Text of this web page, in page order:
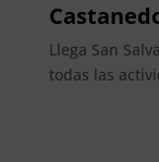
Llega San
todas las